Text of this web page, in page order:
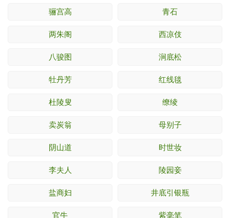
骊宫高 青石
两朱阁 西凉伎
八骏图 涧底松
牡丹芳 红线毯
杜陵叟 缭绫
卖炭翁 母别子
阴山道 时世妆
李夫人 陵园妾
盐商妇 井底引银瓶
官牛 紫毫笔